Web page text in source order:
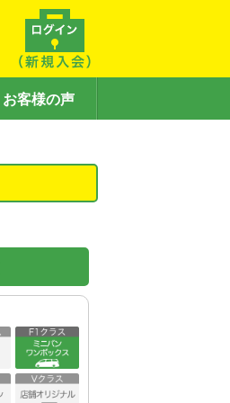
お客様の声